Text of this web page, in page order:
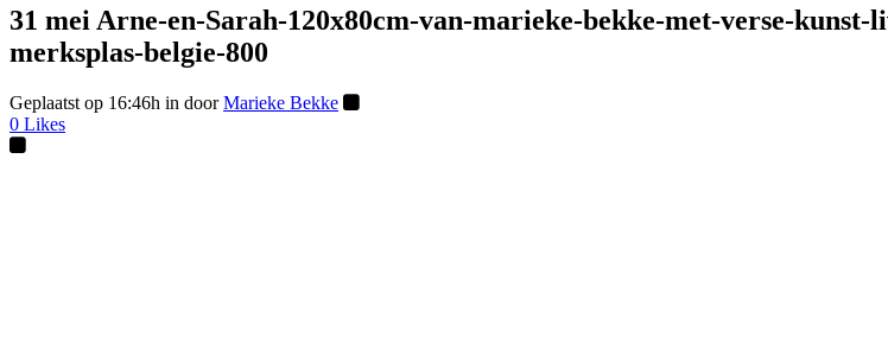
31 meiArne-en-Sarah-120x80cm-van-marieke-bekke-met-verse-
merksplas-belgie-800
Geplaatst op 16:46h in doorMarieke Bekke
0 Likes